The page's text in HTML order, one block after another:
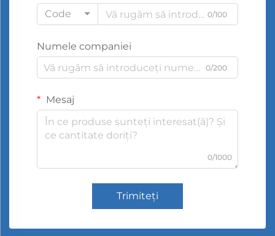
Code
0/100
Numele companiei
0/200
Mesaj
0/1000
Trimiteți